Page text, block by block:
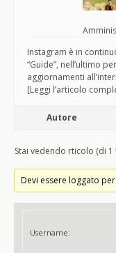
Instagram è in
“Guide”, nell’ultimo
aggiornamenti
[Leggi l’articolo
Autore
Stai vedendo rticolo (di 1
Devi essere loggato
Username: